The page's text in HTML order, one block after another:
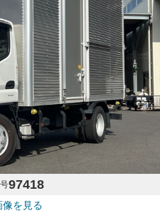
97418
像を見る